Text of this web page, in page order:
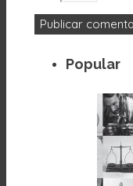
Popular